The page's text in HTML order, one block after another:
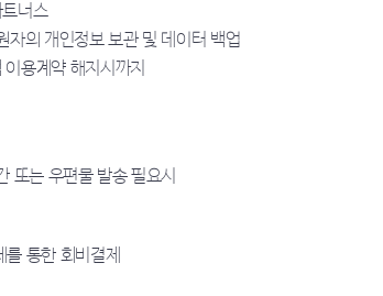
너스
자의 개인정보 보관 및 데이터 백업
용계약 해지시까지
또는 우편물 발송 필요시
통한 회비결제